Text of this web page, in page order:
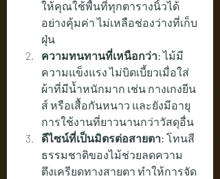
ให้คุณใช้พื้นที่ทุกตารางนิ้วได้
อย่างคุ้มค่า ไม่เหลือช่องว่างที่เก็บ
ฝุ่น
ความทนทานที่เหนือกว่า: ไม้มี
ความแข็งแรง ไม่บิดเบี้ยวเมื่อใส่
ผ้าที่มีน้ำหนักมาก เช่น กางเกงยีน
ส์ หรือเสื้อกันหนาว และยังมีอายุ
การใช้งานที่ยาวนานกว่าวัสดุอื่น
ดีไซน์ที่เป็นมิตรต่อสายตา: โทนสี
ธรรมชาติของไม้ช่วยลดความ
ตึงเครียดทางสายตา ทำให้การจัด